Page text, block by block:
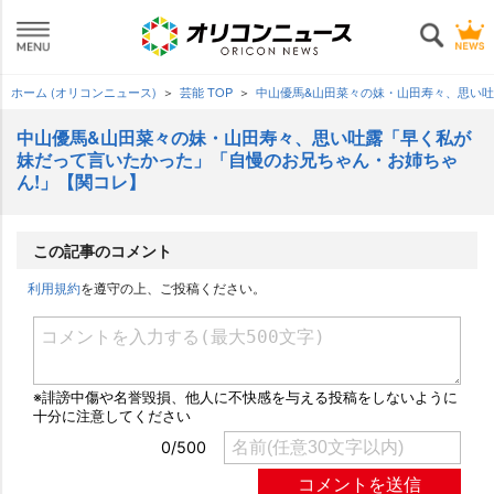
ホーム (オリコンニュース) 芸能 TOP 中山優馬&山田菜々の妹・山田寿々、思い
中山優馬&山田菜々の妹・山田寿々、思い吐露「早く私が
妹だって言いたかった」「自慢のお兄ちゃん・お姉ちゃ
ん!」【関コレ】
この記事のコメント
利用規約を遵守の上、ご投稿ください。